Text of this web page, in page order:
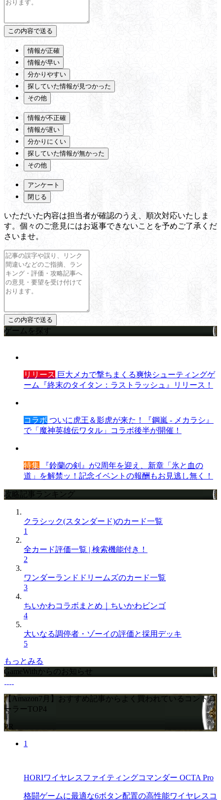
情報が正確
情報が早い
分かりやすい
探していた情報が見つかった
その他
情報が不正確
情報が遅い
分かりにくい
探していた情報が無かった
その他
アンケート
閉じる
いただいた内容は担当者が確認のうえ、順次対応いたしま
す。個々のご意見にはお返事できないことを予めご了承くだ
さいませ。
ゲームを探す
リリース 巨大メカで撃ちまくる爽快シューティングゲ
ーム『終末のタイタン：ラストラッシュ』リリース！
コラボ ついに虎王＆影虎が来た！『鋼嵐 - メカラシ』
で「魔神英雄伝ワタル」コラボ後半が開催！
特集 『鈴蘭の剣』が2周年を迎え、新章「氷と血の
道」を解禁ッ！記念イベントの報酬もお見逃し無く！
攻略記事ランキング
クラシック(スタンダード)のカード一覧
1
全カード評価一覧 | 検索機能付き！
2
ワンダーランドドリームズのカード一覧
3
ちいかわコラボまとめ｜ちいかわビンゴ
4
大いなる調停者・ゾーイの評価と採用デッキ
5
もっとみる
GameWithからのお知らせ
【Amazon7月】おすすめ記事からよく買われているコントロ
ーラーTOP4
PR
1
HORIワイヤレスファイティングコマンダー OCTA Pro
格闘ゲームに最適な6ボタン配置の高性能ワイヤレスコ